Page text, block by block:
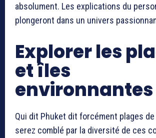
absolument. Les explications du
plongeront dans un univers
Explorer les
et îles
environnantes
Qui dit Phuket dit forcément plages de
serez comblé par la diversité de ces